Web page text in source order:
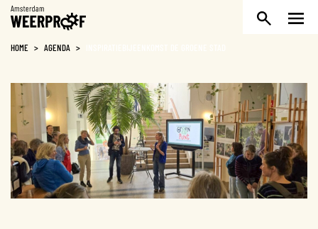
Weerproof
HOME > AGENDA >